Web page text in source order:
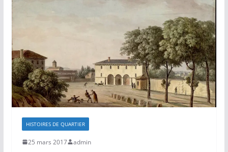
HISTOIRES DE QUARTIER
25 mars 2017 admin